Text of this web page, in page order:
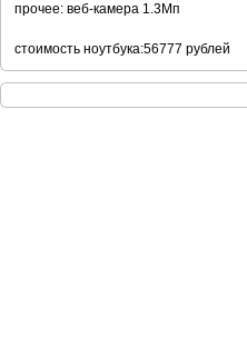
прочее: веб-камера 1.3Мп
стоимость ноутбука:56777 рублей